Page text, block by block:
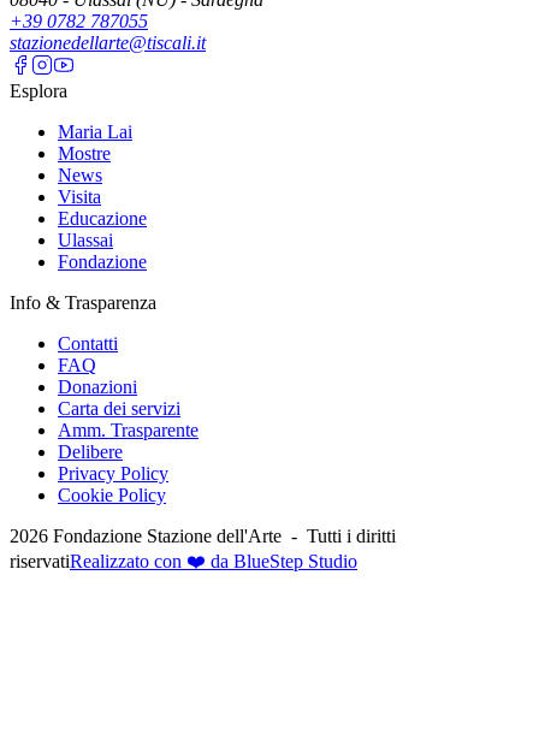
+39 0782 787055
stazionedellarte@tiscali.it
Esplora
Maria Lai
Mostre
News
Visita
Educazione
Ulassai
Fondazione
Info & Trasparenza
Contatti
FAQ
Donazioni
Carta dei servizi
Amm. Trasparente
Delibere
Privacy Policy
Cookie Policy
2026 Fondazione Stazione dell'Arte - Tutti i diritti
riservatiRealizzato con ❤️ da BlueStep Studio